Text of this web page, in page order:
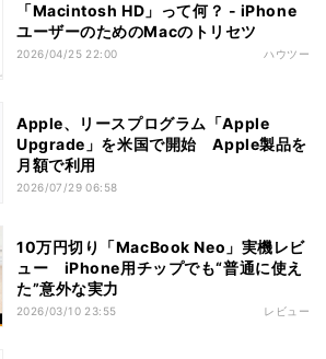
「Macintosh HD」って何？ - iPhone
ユーザーのためのMacのトリセツ
2026/04/25 22:00 ハウツー
Apple、リースプログラム「Apple
Upgrade」を米国で開始 Apple製品を
月額で利用
2026/07/29 06:58
10万円切り「MacBook Neo」実機レビ
ュー iPhone用チップでも“普通に使え
た”意外な実力
2026/03/10 23:55 レビュー